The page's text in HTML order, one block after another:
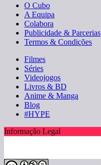
O Cubo
A Equipa
Colabora
Publicidade & Parcerias
Termos & Condições
Filmes
Séries
Videojogos
Livros & BD
Anime & Manga
Blog
#HYPE
Informação Legal